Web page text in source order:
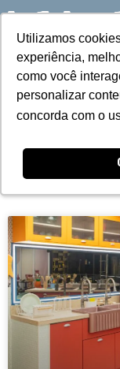
Utilizamos
experiência,
como você
personalizar
concorda com o
Utilizamos
experiência,
como você
personalizar
concorda com o
Pular
para
o
conteúdo